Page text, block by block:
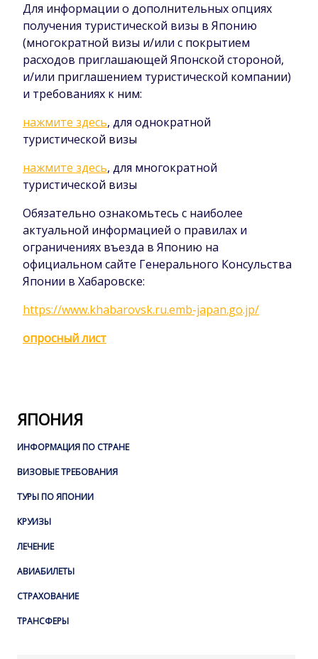
Для информации о дополнительных опциях
получения туристической визы в Японию
(многократной визы и/или с покрытием
расходов приглашающей Японской стороной,
и/или приглашением туристической компании)
и требованиях к ним:
нажмите здесь, для однократной
туристической визы
нажмите здесь, для многократной
туристической визы
Обязательно ознакомьтесь с наиболее
актуальной информацией о правилах и
ограничениях въезда в Японию на
официальном сайте Генерального Консульства
Японии в Хабаровске:
https://www.khabarovsk.ru.emb-japan.go.jp/
опросный лист
ЯПОНИЯ
ИНФОРМАЦИЯ ПО СТРАНЕ
ВИЗОВЫЕ ТРЕБОВАНИЯ
ТУРЫ ПО ЯПОНИИ
КРУИЗЫ
ЛЕЧЕНИЕ
АВИАБИЛЕТЫ
СТРАХОВАНИЕ
ТРАНСФЕРЫ